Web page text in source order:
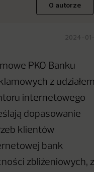
O autorze
2024-
PKO Banku
z udziałem
internetowego
dopasowanie
klientów
bank
zbliżeniowych, z